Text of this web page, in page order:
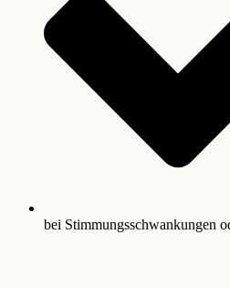
bei Stimmungsschwankungen